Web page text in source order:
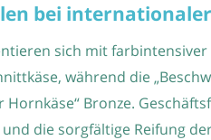
bei
sich mit
während die
Bronze.
die sorgfältige Reifung